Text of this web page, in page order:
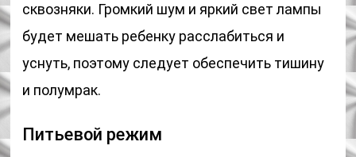
сквозняки. Громкий шум и яркий свет лампы
будет мешать ребенку расслабиться и
уснуть, поэтому следует обеспечить тишину
и полумрак.
Питьевой режим